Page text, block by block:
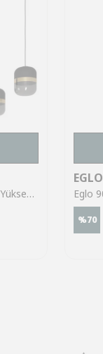
Eglo 39921 "SINSIGA" 150 Cm Yüksekliğinde Çelik Siyah Sarkıt Avize
EGLO
%70